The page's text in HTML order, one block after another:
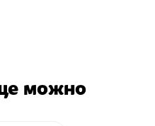
можно